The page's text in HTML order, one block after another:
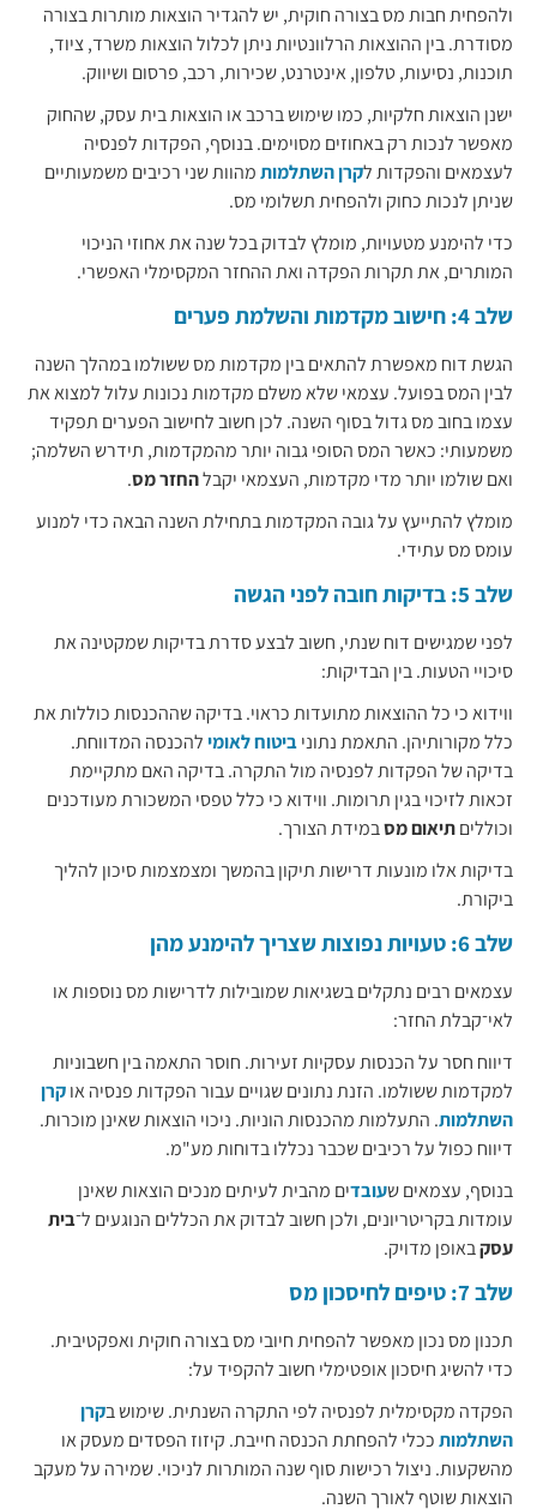
ולהפחית חבות מס בצורה חוקית, יש להגדיר הוצאות מותרות בצורה
מסודרת. בין ההוצאות הרלוונטיות ניתן לכלול הוצאות משרד, ציוד,
תוכנות, נסיעות, טלפון, אינטרנט, שכירות, רכב, פרסום ושיווק.
ישנן הוצאות חלקיות, כמו שימוש ברכב או הוצאות בית עסק, שהחוק
מאפשר לנכות רק באחוזים מסוימים. בנוסף, הפקדות לפנסיה
לעצמאים והפקדות לקרן השתלמותמהוות שני רכיבים משמעותיים
שניתן לנכות כחוק ולהפחית תשלומי מס.
כדי להימנע מטעויות, מומלץ לבדוק בכל שנה את אחוזי הניכוי
המותרים, את תקרות הפקדה ואת ההחזר המקסימלי האפשרי.
שלב 4: חישוב מקדמות והשלמת פערים
הגשת דוח מאפשרת להתאים בין מקדמות מס ששולמו במהלך השנה
לבין המס בפועל. עצמאי שלא משלם מקדמות נכונות עלול למצוא את
עצמו בחוב מס גדול בסוף השנה. לכן חשוב לחישוב הפערים תפקיד
משמעותי: כאשר המס הסופי גבוה יותר מהמקדמות, תידרש השלמה;
ואם שולמו יותר מדי מקדמות, העצמאי יקבלהחזר מס.
מומלץ להתייעץ על גובה המקדמות בתחילת השנה הבאה כדי למנוע
עומס מס עתידי.
שלב 5: בדיקות חובה לפני הגשה
לפני שמגישים דוח שנתי, חשוב לבצע סדרת בדיקות שמקטינה את
סיכויי הטעות. בין הבדיקות:
ווידוא כי כל ההוצאות מתועדות כראוי. בדיקה שההכנסות כוללות את
כלל מקורותיהן. התאמת נתוניביטוח לאומילהכנסה המדווחת.
בדיקה של הפקדות לפנסיה מול התקרה. בדיקה האם מתקיימת
זכאות לזיכוי בגין תרומות. ווידוא כי כלל טפסי המשכורת מעודכנים
וכולליםתיאום מסבמידת הצורך.
בדיקות אלו מונעות דרישות תיקון בהמשך ומצמצמות סיכון להליך
ביקורת.
שלב 6: טעויות נפוצות שצריך להימנע מהן
עצמאים רבים נתקלים בשגיאות שמובילות לדרישות מס נוספות או
לאי־קבלת החזר:
דיווח חסר על הכנסות עסקיות זעירות. חוסר התאמה בין חשבוניות
למקדמות ששולמו. הזנת נתונים שגויים עבור הפקדות פנסיה אוקרן
השתלמות. התעלמות מהכנסות הוניות. ניכוי הוצאות שאינן מוכרות.
דיווח כפול על רכיבים שכבר נכללו בדוחות מע"מ.
בנוסף, עצמאים שעובדים מהבית לעיתים מנכים הוצאות שאינן
עומדות בקריטריונים, ולכן חשוב לבדוק את הכללים הנוגעים ל־בית
עסקבאופן מדויק.
שלב 7: טיפים לחיסכון מס
תכנון מס נכון מאפשר להפחית חיובי מס בצורה חוקית ואפקטיבית.
כדי להשיג חיסכון אופטימלי חשוב להקפיד על:
הפקדה מקסימלית לפנסיה לפי התקרה השנתית. שימוש בקרן
השתלמותככלי להפחתת הכנסה חייבת. קיזוז הפסדים מעסק או
מהשקעות. ניצול רכישות סוף שנה המותרות לניכוי. שמירה על מעקב
הוצאות שוטף לאורך השנה.